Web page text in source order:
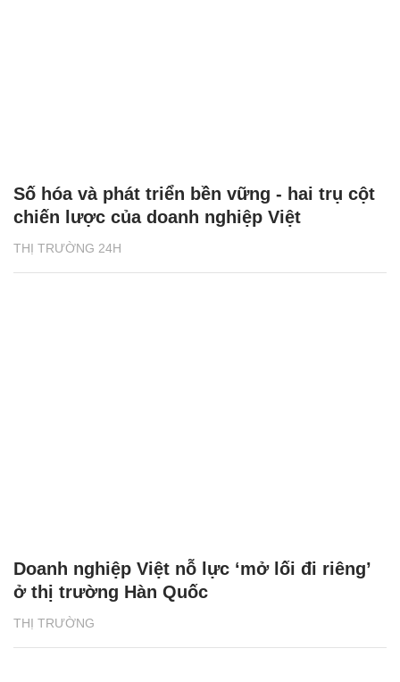
THỊ TRƯỜNG 24H
Số hóa và phát triển bền vững - hai trụ cột
chiến lược của doanh nghiệp Việt
THỊ TRƯỜNG
Doanh nghiệp Việt nỗ lực ‘mở lối đi riêng’
ở thị trường Hàn Quốc